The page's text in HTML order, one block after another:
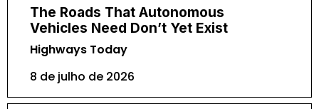
The Roads That Autonomous
Vehicles Need Don’t Yet Exist
Highways Today
8 de julho de 2026